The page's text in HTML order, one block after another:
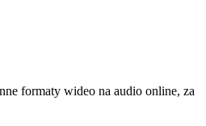
formaty wideo na audio online, za